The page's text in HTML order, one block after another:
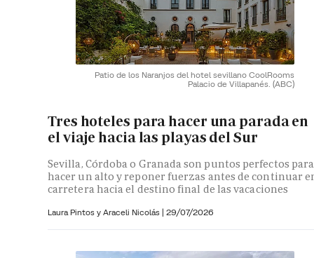
Patio de los Naranjos del hotel sevillano CoolRooms
Palacio de Villapanés. (ABC)
Tres hoteles para hacer una parada en
el viaje hacia las playas del Sur
Sevilla, Córdoba o Granada son puntos perfectos para
hacer un alto y reponer fuerzas antes de continuar
carretera hacia el destino final de las vacaciones
Laura Pintos y Araceli Nicolás | 29/07/2026